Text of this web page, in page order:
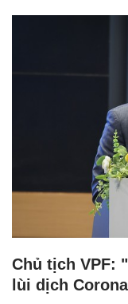
Chủ tịch VPF:
lùi dịch